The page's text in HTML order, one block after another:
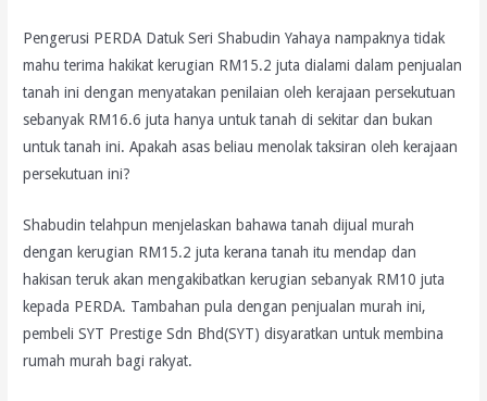
Pengerusi PERDA Datuk Seri Shabudin Yahaya nampaknya tidak
mahu terima hakikat kerugian RM15.2 juta dialami dalam penjualan
tanah ini dengan menyatakan penilaian oleh kerajaan persekutuan
sebanyak RM16.6 juta hanya untuk tanah di sekitar dan bukan
untuk tanah ini. Apakah asas beliau menolak taksiran oleh kerajaan
persekutuan ini?
Shabudin telahpun menjelaskan bahawa tanah dijual murah
dengan kerugian RM15.2 juta kerana tanah itu mendap dan
hakisan teruk akan mengakibatkan kerugian sebanyak RM10 juta
kepada PERDA. Tambahan pula dengan penjualan murah ini,
pembeli SYT Prestige Sdn Bhd(SYT) disyaratkan untuk membina
rumah murah bagi rakyat.